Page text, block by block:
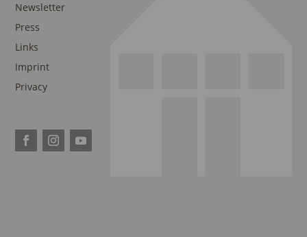
Newsletter
Press
Links
Imprint
Privacy